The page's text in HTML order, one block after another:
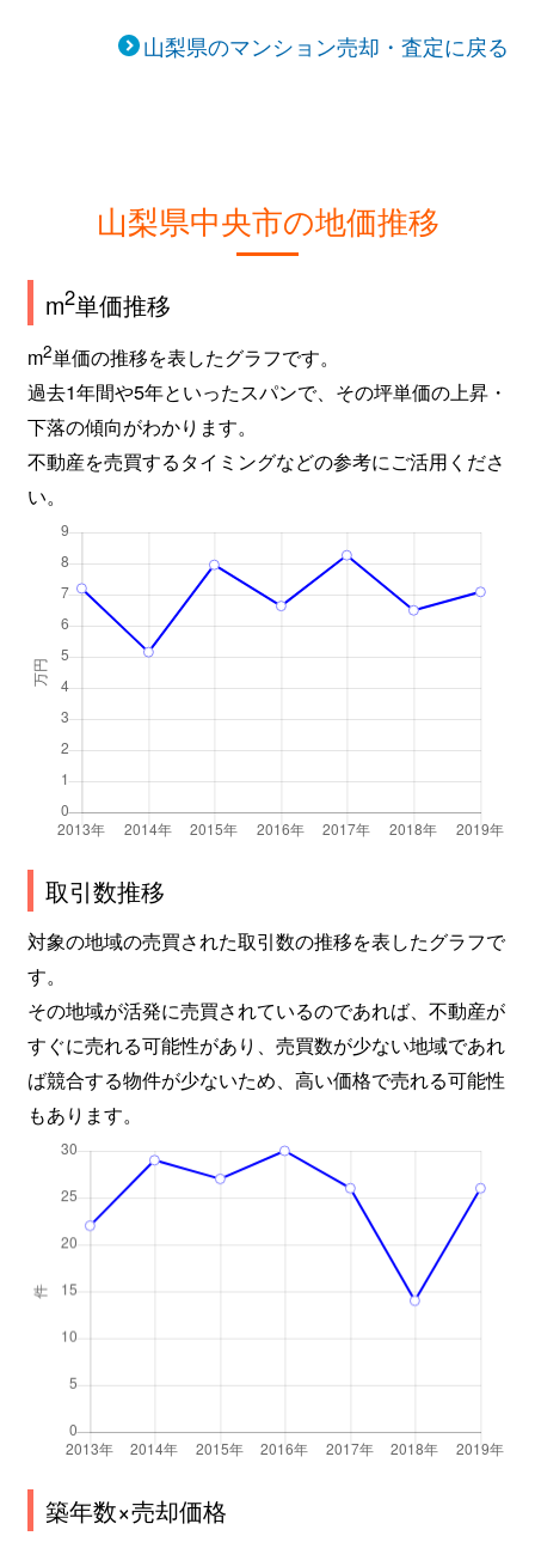
山梨県のマンション売却・査定に戻る
山梨県中央市の地価推移
m2単価推移
m2単価の推移を表したグラフです。
過去1年間や5年といったスパンで、その坪単価の上昇・
下落の傾向がわかります。
不動産を売買するタイミングなどの参考にご活用くださ
い。
取引数推移
対象の地域の売買された取引数の推移を表したグラフで
す。
その地域が活発に売買されているのであれば、不動産が
すぐに売れる可能性があり、売買数が少ない地域であれ
ば競合する物件が少ないため、高い価格で売れる可能性
もあります。
築年数×売却価格